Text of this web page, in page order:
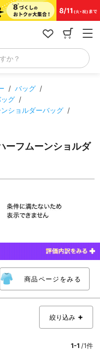
か？
/ バッグ /
グ /
ショルダーバッグ /
ーフムーンショルダ
商品ページをみる
絞り込み
1-1 /1件